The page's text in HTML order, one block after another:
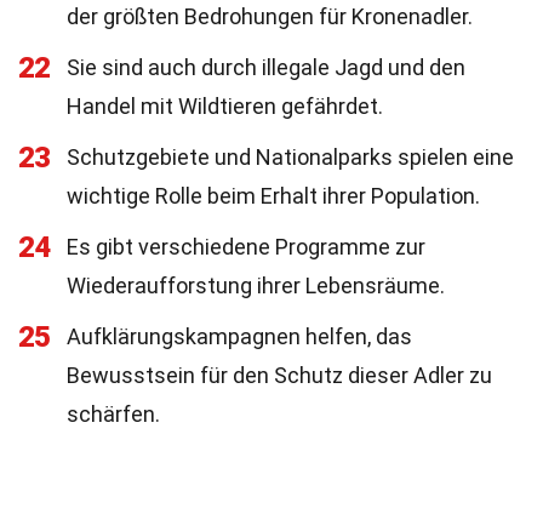
der größten Bedrohungen für Kronenadler.
22
Sie sind auch durch illegale Jagd und den
Handel mit Wildtieren gefährdet.
23
Schutzgebiete und Nationalparks spielen eine
wichtige Rolle beim Erhalt ihrer Population.
24
Es gibt verschiedene Programme zur
Wiederaufforstung ihrer Lebensräume.
25
Aufklärungskampagnen helfen, das
Bewusstsein für den Schutz dieser Adler zu
schärfen.